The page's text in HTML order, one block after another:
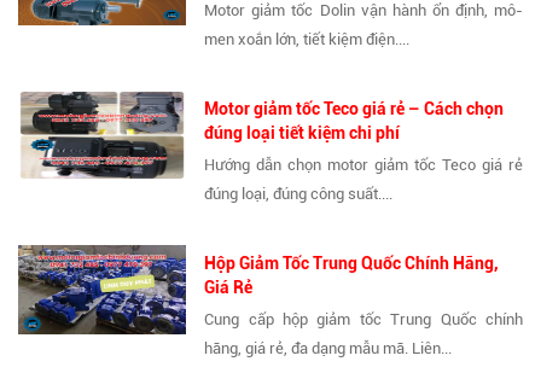
Motor giảm tốc Dolin vận hành ổn định, mô-
men xoắn lớn, tiết kiệm điện....
Motor giảm tốc Teco giá rẻ – Cách chọn
đúng loại tiết kiệm chi phí
Hướng dẫn chọn motor giảm tốc Teco giá rẻ
đúng loại, đúng công suất....
Hộp Giảm Tốc Trung Quốc Chính Hãng,
Giá Rẻ
Cung cấp hộp giảm tốc Trung Quốc chính
hãng, giá rẻ, đa dạng mẫu mã. Liên...